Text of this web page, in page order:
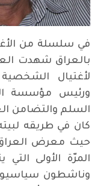
في سلسلة من
بالعراق شهدت
لأغتيال الشخصية
ورئيس مؤسسة
السلم والتضامن
كان في طريقه
حيث معرض
المرّة الأولى
وناشطون